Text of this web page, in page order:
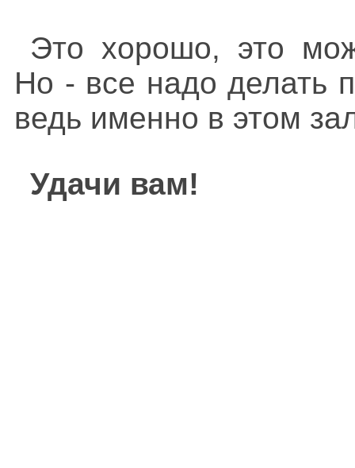
Это хорошо, это
Но - все надо делать
ведь именно в этом
Удачи вам!